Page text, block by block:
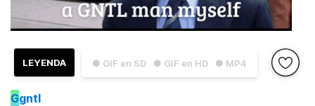
● GIF en SD ● GIF en HD ● MP4
LEYENDA
Ggntl